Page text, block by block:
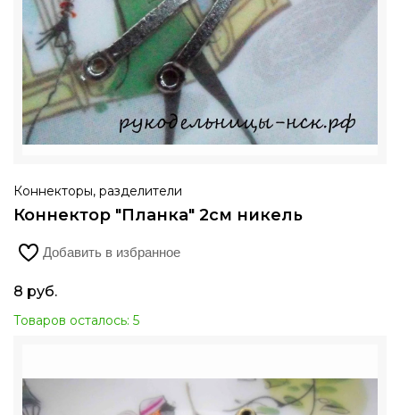
Коннекторы, разделители
Коннектор "Планка" 2см никель
Добавить в избранное
8 руб.
Товаров осталось: 5